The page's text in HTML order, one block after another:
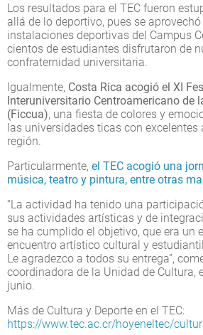
Los resultados para el TEC fueron
allá de lo deportivo, pues se
instalaciones deportivas del Campus
cientos de estudiantes disfrutaron de
confraternidad universitaria.
Igualmente, Costa Rica acogió el XI
Interuniversitario Centroamericano de
(Ficcua), una fiesta de colores y
las universidades ticas con excelentes
región.
Particularmente, el TEC acogió una
música, teatro y pintura, entre otras
“La actividad ha tenido una
sus actividades artísticas y de
se ha cumplido el objetivo, que era un
encuentro artístico cultural y
Le agradezco a todos su entrega”,
coordinadora de la Unidad de Cultura,
junio.
Más de Cultura y Deporte en el TEC:
https://www.tec.ac.cr/hoyeneltec/